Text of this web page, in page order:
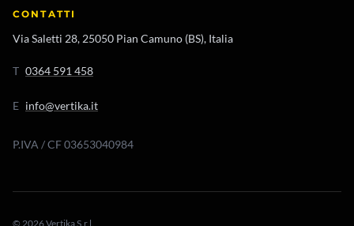
CONTATTI
Via Saletti 28, 25050 Pian Camuno (BS), Italia
T 0364 591 458
E info@vertika.it
P.IVA / CF 03653040984
© 2026 Vertika S.r.l.